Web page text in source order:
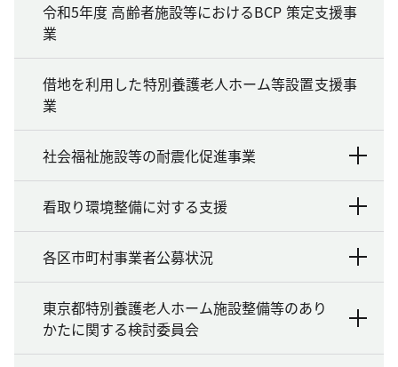
令和5年度 高齢者施設等におけるBCP 策定支援事
業
借地を利用した特別養護老人ホーム等設置支援事
業
社会福祉施設等の耐震化促進事業
看取り環境整備に対する支援
各区市町村事業者公募状況
東京都特別養護老人ホーム施設整備等のあり
かたに関する検討委員会